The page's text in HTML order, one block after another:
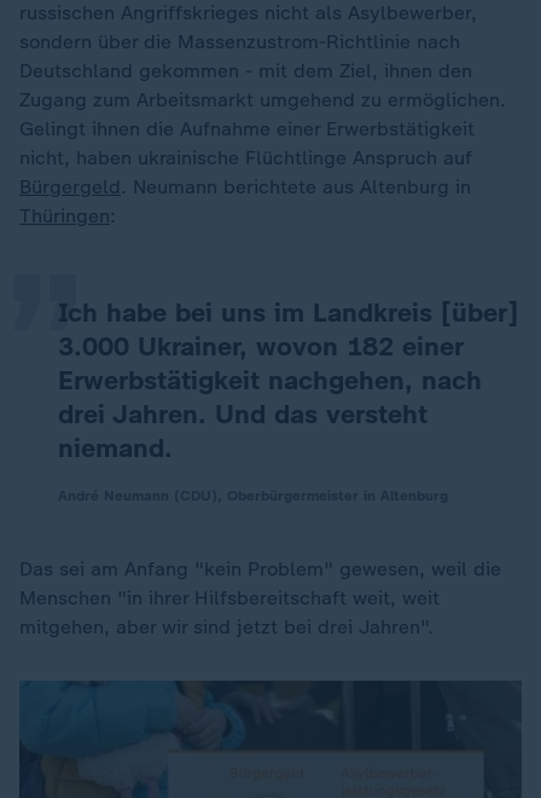
russischen Angriffskrieges nicht als Asylbewerber,
sondern über die Massenzustrom-Richtlinie nach
Deutschland gekommen - mit dem Ziel, ihnen den
Zugang zum Arbeitsmarkt umgehend zu ermöglichen.
Gelingt ihnen die Aufnahme einer Erwerbstätigkeit
nicht, haben ukrainische Flüchtlinge Anspruch auf
Bürgergeld . Neumann berichtete aus Altenburg in
Thüringen:
Ich habe bei uns im Landkreis [über]
3.000 Ukrainer, wovon 182 einer
Erwerbstätigkeit nachgehen, nach
drei Jahren. Und das versteht
niemand.
„
Das sei am Anfang "kein Problem" gewesen, weil die
Menschen "in ihrer Hilfsbereitschaft weit, weit
mitgehen, aber wir sind jetzt bei drei Jahren".